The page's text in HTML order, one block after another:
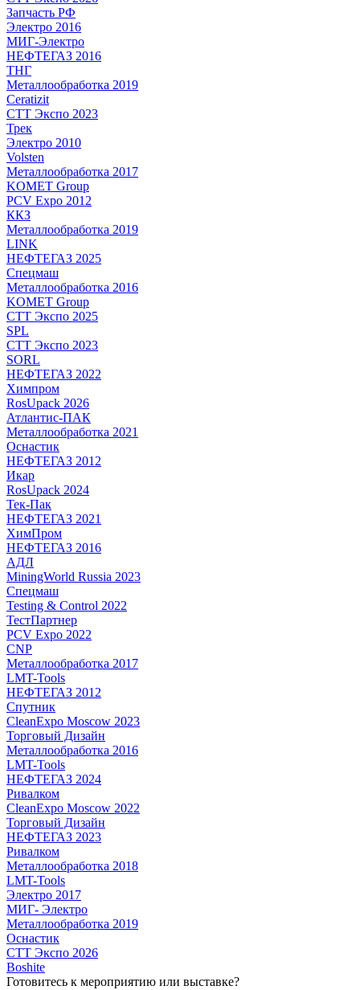
Запчасть РФ
Электро 2016
МИГ-Электро
НЕФТЕГАЗ 2016
ТНГ
Металлообработка 2019
Ceratizit
СТТ Экспо 2023
Трек
Электро 2010
Volsten
Металлообработка 2017
KOMET Group
PCV Expo 2012
ККЗ
Металлообработка 2019
LINK
НЕФТЕГАЗ 2025
Спецмаш
Металлообработка 2016
KOMET Group
СТТ Экспо 2025
SPL
СТТ Экспо 2023
SORL
НЕФТЕГАЗ 2022
Химпром
RosUpack 2026
Атлантис-ПАК
Металлообработка 2021
Оснастик
НЕФТЕГАЗ 2012
Икар
RosUpack 2024
Тек-Пак
НЕФТЕГАЗ 2021
ХимПром
НЕФТЕГАЗ 2016
АДЛ
MiningWorld Russia 2023
Спецмаш
Testing & Control 2022
ТестПартнер
PCV Expo 2022
CNP
Металлообработка 2017
LMT-Tools
НЕФТЕГАЗ 2012
Спутник
CleanExpo Moscow 2023
Торговый Дизайн
Металлообработка 2016
LMT-Tools
НЕФТЕГАЗ 2024
Ривалком
CleanExpo Moscow 2022
Торговый Дизайн
НЕФТЕГАЗ 2023
Ривалком
Металлообработка 2018
LMT-Tools
Электро 2017
МИГ- Электро
Металлообработка 2019
Оснастик
СТТ Экспо 2026
Boshite
Готовитесь к мероприятию или выставке?